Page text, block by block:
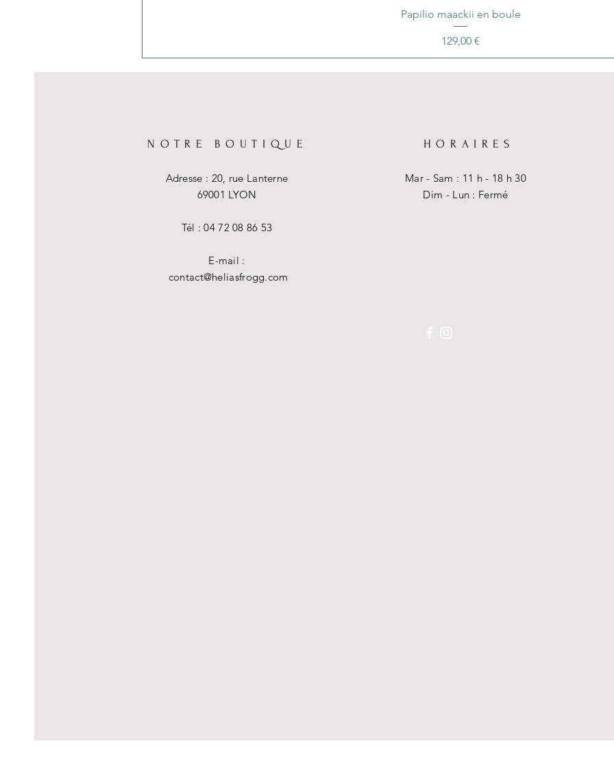
Papilio maackii en boule
Prix
129,00 €
NOTRE BOUTIQUE
Adresse : 20, rue Lanterne
69001 LYON
Tél : 04 72 08 86 53
E-mail :
contact@heliasfrogg.com
HORAIRES
Mar - Sam : 11 h - 18 h 30
Dim - Lun : Fermé